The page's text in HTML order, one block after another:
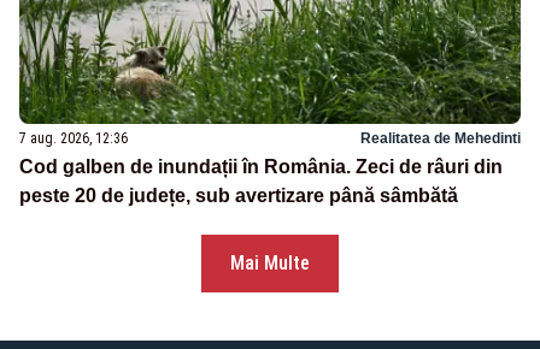
7 aug. 2026, 12:36 Realitatea de Mehedinti
Cod galben de inundații în România. Zeci de râuri din
peste 20 de județe, sub avertizare până sâmbătă
Mai Multe